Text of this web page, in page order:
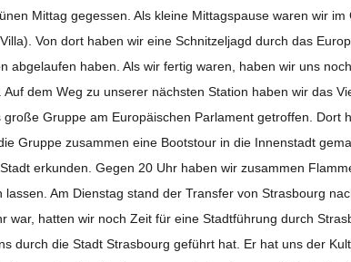
Mit­tag geges­sen. Als kleine Mit­tags­pause waren wir
Von dort haben wir eine Schnit­zel­jagd durch das
abge­lau­fen haben. Als wir fer­tig waren, haben wir uns
Auf dem Weg zu unse­rer nächs­ten Sta­tion haben wir das
große Gruppe am Euro­päi­schen Par­la­ment getrof­fen. Dort
Gruppe zusam­men eine Boots­tour in die Innen­stadt
erkun­den. Gegen 20 Uhr haben wir zusam­men
las­sen. Am Diens­tag stand der Trans­fer von Stras­bourg
war, hat­ten wir noch Zeit für eine Stadt­füh­rung durch
durch die Stadt Stras­bourg geführt hat. Er hat uns der